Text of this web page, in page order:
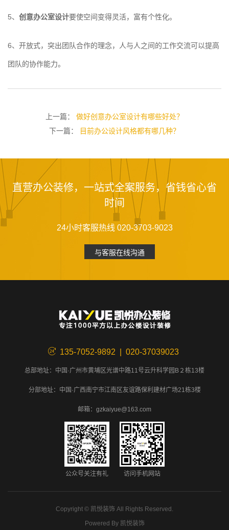
5、 创意办公室设计要使空间变得灵活，富有个性化。
6、开放式，突出团队合作的理念，人与人之间的工作交流可以提高
团队的协作能力。
上一篇： 做好创意办公室设计有哪些好处？
下一篇：
目前办公设计风格都有哪几种？
直营办公装修，一站式全案服务，省钱省心省
时间
24小时客服热线 020-3703-9023
与客服在线沟通
135-7052-9892 | 020-37039023
总部地址：中国·广州市黄埔区光谱中路11号云升科学园B２栋13楼
分部地址：中国·广西南宁市江南区友谊路保利建材广场21栋3楼
邮箱：gzkaiyue@163.com
公众号关注有礼 访问手机网站
Copyright © 凯悦装饰 All Rights Reserved.
Powered By 凯悦装饰